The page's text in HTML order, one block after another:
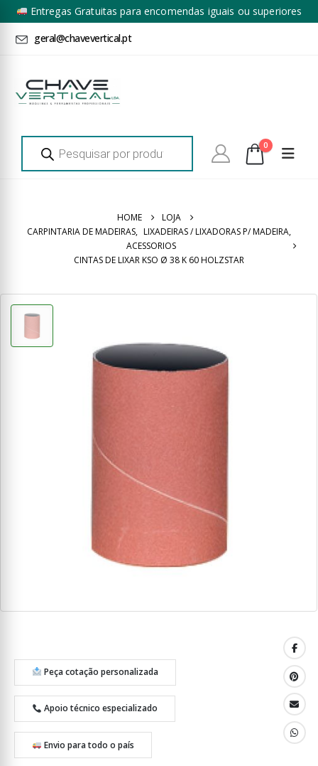
Entregas Gratuitas para encomendas iguais ou superiores
a 100€ + IVA*
geral@chavevertical.pt
Products
search 0
HOME
LOJA
CARPINTARIA DE MADEIRAS, LIXADEIRAS / LIXADORAS P/ MADEIRA,
ACESSORIOS
CINTAS DE LIXAR KSO Ø 38 K 60 HOLZSTAR
Peça cotação personalizada
Apoio técnico especializado
Envio para todo o país